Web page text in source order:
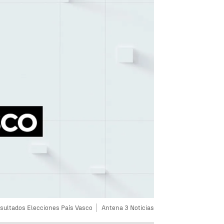
Elecciones País Vasco Antena 3 Noticias